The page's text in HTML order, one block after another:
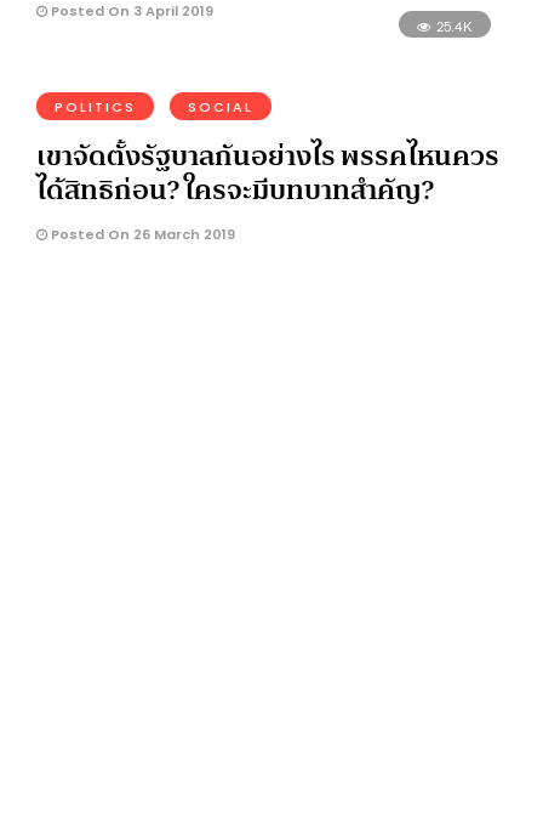
Posted On 3 April 2019
25.4K
POLITICS SOCIAL
เขาจัดตั้งรัฐบาลกันอย่างไร พรรคไหนควร
ได้สิทธิก่อน? ใครจะมีบทบาทสำคัญ?
Posted On 26 March 2019